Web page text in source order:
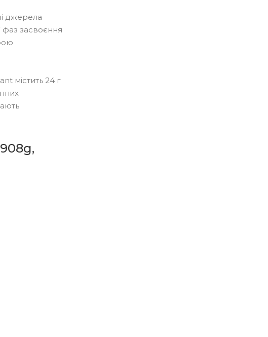
джерела
фаз засвоєння
містить 24 г